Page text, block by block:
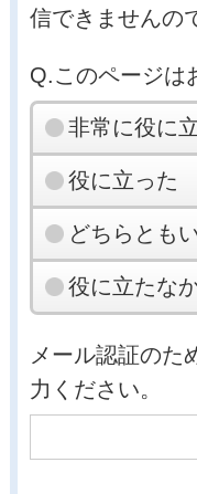
信できませんの
Q.このページは
非常に役に
役に立った
どちらとも
役に立たな
メール認証のた
力ください。